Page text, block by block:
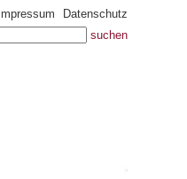
Impressum
Datenschutz